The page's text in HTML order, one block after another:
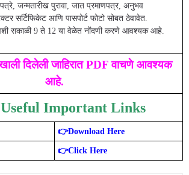
जन्मतारीख पुरावा, जात प्रमाणपत्र, अनुभव
सर्टिफिकेट आणि पासपोर्ट फोटो सोबत ठेवावेत.
सकाळी 9 ते 12 या वेळेत नोंदणी करणे आवश्यक आहे.
खाली दिलेली जाहिरात PDF वाचणे आवश्यक
आहे.
Useful Important Links
👉Download Here
👉Click Here